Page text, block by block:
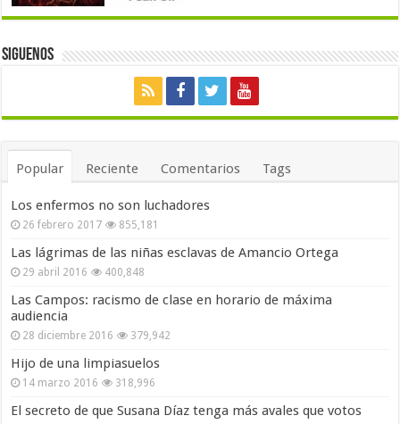
Siguenos
Popular Reciente Comentarios Tags
Los enfermos no son luchadores
26 febrero 2017 855,181
Las lágrimas de las niñas esclavas de Amancio Ortega
29 abril 2016 400,848
Las Campos: racismo de clase en horario de máxima
audiencia
28 diciembre 2016 379,942
Hijo de una limpiasuelos
14 marzo 2016 318,996
El secreto de que Susana Díaz tenga más avales que votos